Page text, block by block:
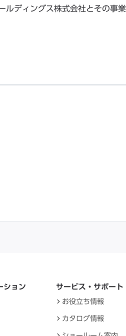
ルディングス株式会社とその事
ション サービス・サポート
お役立ち情報
カタログ情報